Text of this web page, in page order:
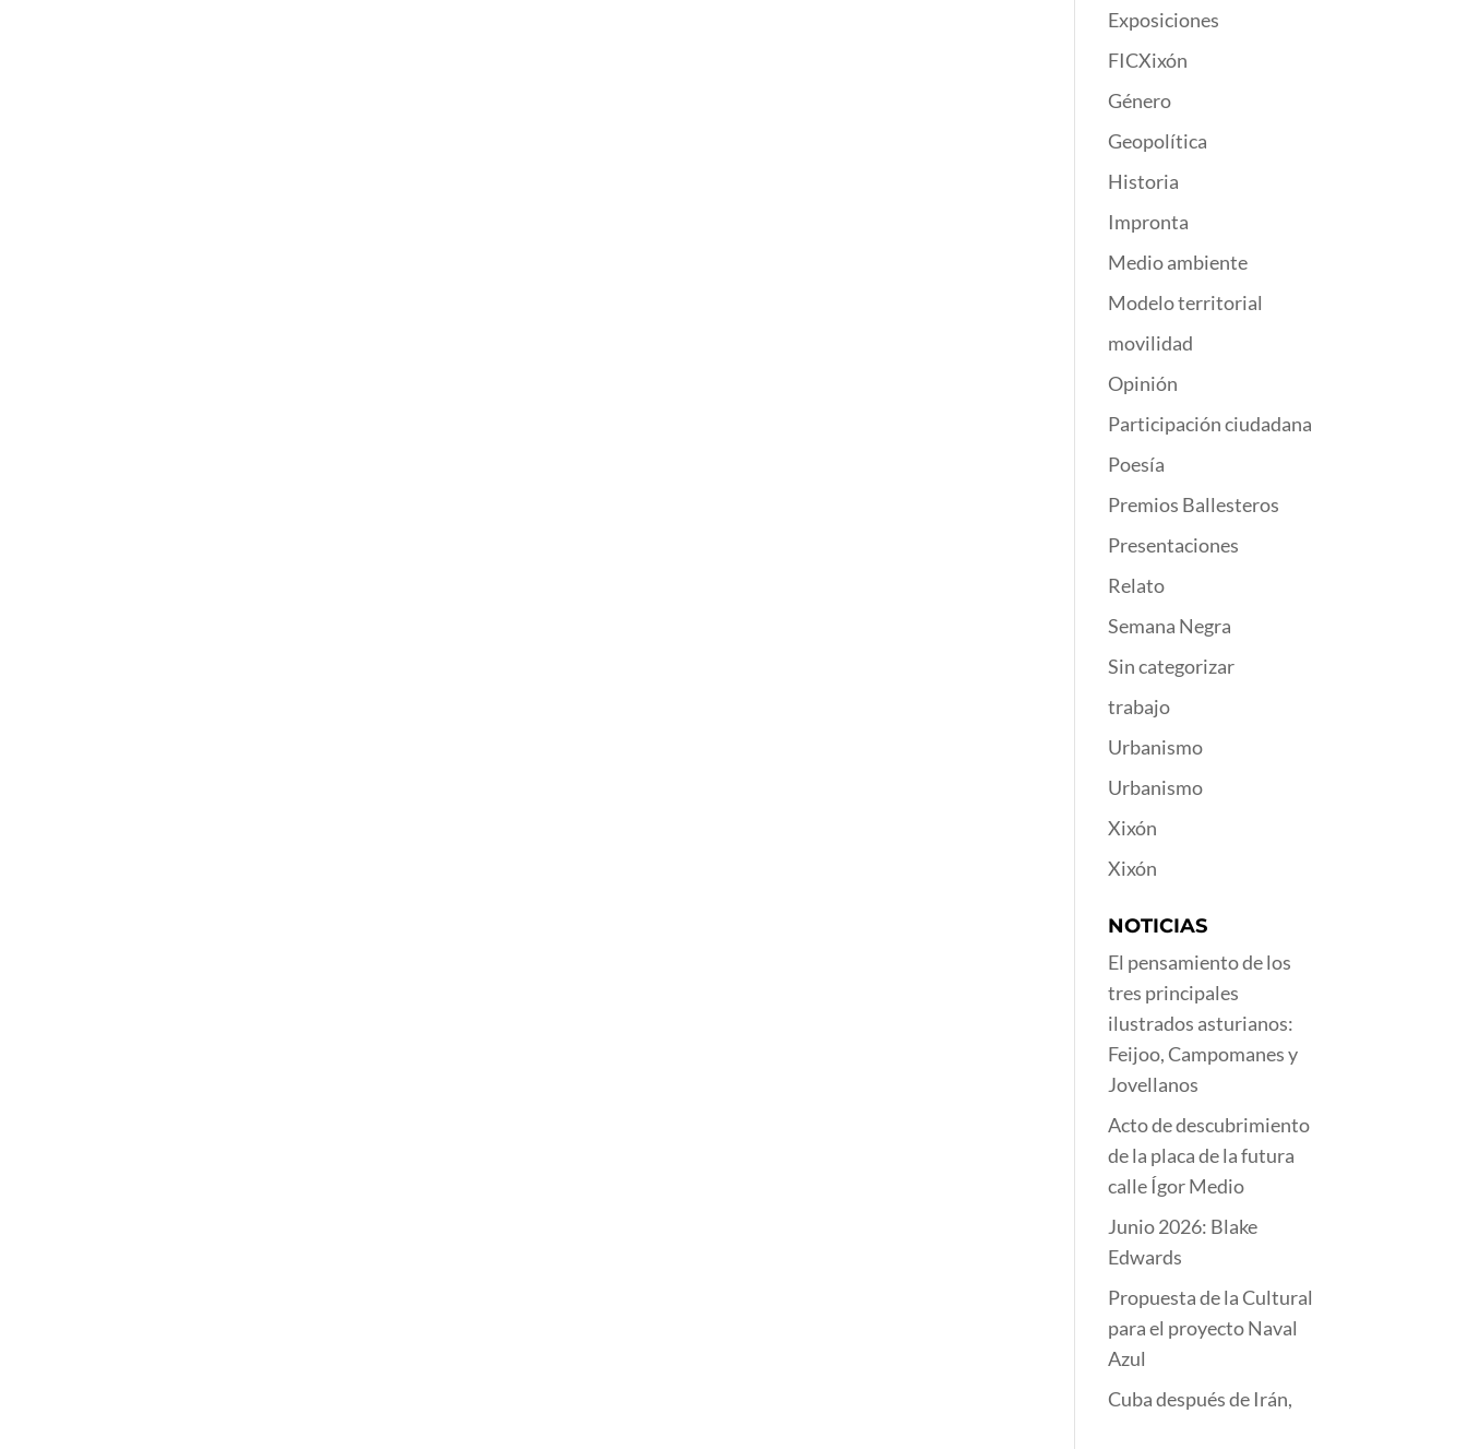
Exposiciones
FICXixón
Género
Geopolítica
Historia
Impronta
Medio ambiente
Modelo territorial
movilidad
Opinión
Participación ciudadana
Poesía
Premios Ballesteros
Presentaciones
Relato
Semana Negra
Sin categorizar
trabajo
Urbanismo
Urbanismo
Xixón
Xixón
NOTICIAS
El pensamiento de los
tres principales
ilustrados asturianos:
Feijoo, Campomanes y
Jovellanos
Acto de descubrimiento
de la placa de la futura
calle Ígor Medio
Junio 2026: Blake
Edwards
Propuesta de la Cultural
para el proyecto Naval
Azul
Cuba después de Irán,